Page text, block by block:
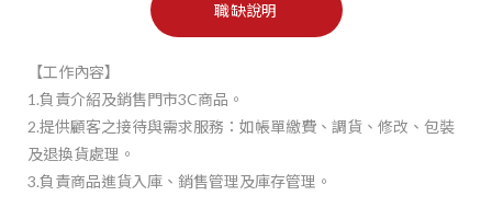
職缺說明
【工作內容】
1.負責介紹及銷售門市3C商品。
2.提供顧客之接待與需求服務：如帳單繳費、調貨、修改、包裝
及退換貨處理。
3.負責商品進貨入庫、銷售管理及庫存管理。